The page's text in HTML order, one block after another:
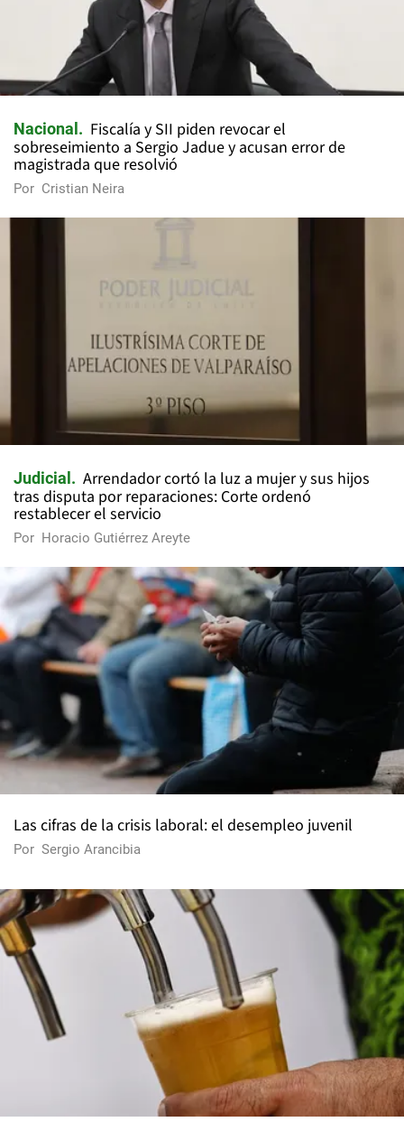
Nacional
Fiscalía y SII piden revocar el
sobreseimiento a Sergio Jadue y acusan error de
magistrada que resolvió
Por Cristian Neira
Judicial
Arrendador cortó la luz a mujer y sus hijos
tras disputa por reparaciones: Corte ordenó
restablecer el servicio
Por Horacio Gutiérrez Areyte
Las cifras de la crisis laboral: el desempleo juvenil
Por Sergio Arancibia